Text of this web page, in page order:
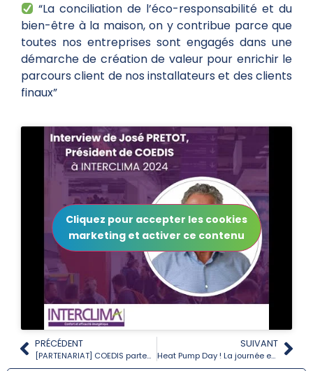
“La conciliation de l’éco-responsabilité et du
bien-être à la maison, on y contribue parce que
toutes nos entreprises sont engagés dans une
démarche de création de valeur pour enrichir le
parcours client de nos installateurs et des clients
finaux”
Cliquez pour accepter les cookies
marketing et activer ce contenu
PRÉCÉDENT
[PARTENARIAT] COEDIS partenaire de l’événement Distribution Professionnelle par Diamart Connect
SUIVANT
Heat Pump Day ! La journée européenne de la pompe à chaleur par l’AFPAC